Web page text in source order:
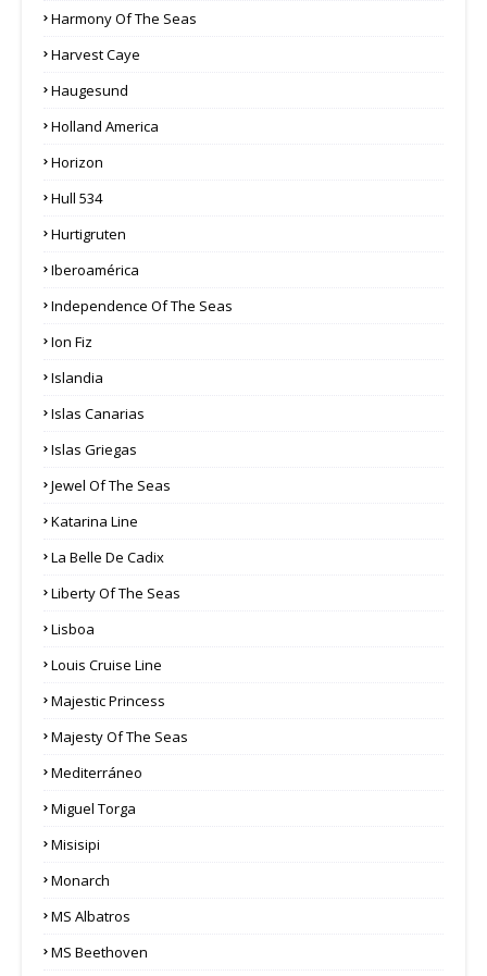
Harmony Of The Seas
Harvest Caye
Haugesund
Holland America
Horizon
Hull 534
Hurtigruten
Iberoamérica
Independence Of The Seas
Ion Fiz
Islandia
Islas Canarias
Islas Griegas
Jewel Of The Seas
Katarina Line
La Belle De Cadix
Liberty Of The Seas
Lisboa
Louis Cruise Line
Majestic Princess
Majesty Of The Seas
Mediterráneo
Miguel Torga
Misisipi
Monarch
MS Albatros
MS Beethoven